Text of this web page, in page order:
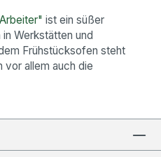
ist ein süßer
Werkstätten und
Frühstücksofen steht
vor allem auch die